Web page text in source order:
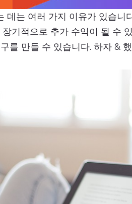
데는 여러 가지 이유가 있습니
기적으로 추가 수익이 될 수
를 만들 수 있습니다. 하자 &